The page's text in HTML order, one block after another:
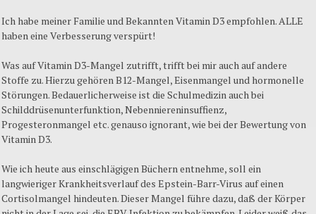
Ich habe meiner Familie und Bekannten Vitamin D3 empfohlen. ALLE
haben eine Verbesserung verspürt!
Was auf Vitamin D3-Mangel zutrifft, trifft bei mir auch auf andere
Stoffe zu. Hierzu gehören B12-Mangel, Eisenmangel und hormonelle
Störungen. Bedauerlicherweise ist die Schulmedizin auch bei
Schilddrüsenunterfunktion, Nebenniereninsuffienz,
Progesteronmangel etc. genauso ignorant, wie bei der Bewertung von
Vitamin D3.
Wie ich heute aus einschlägigen Büchern entnehme, soll ein
langwieriger Krankheitsverlauf des Epstein-Barr-Virus auf einen
Cortisolmangel hindeuten. Dieser Mangel führe dazu, daß der Körper